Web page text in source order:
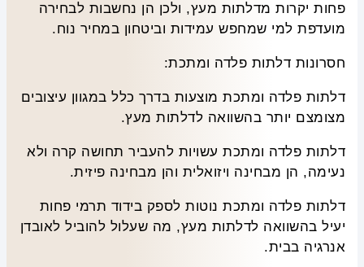
פחות יקרות מדלתות מעץ, ולכן הן נחשבות לבחירה
מועדפת למי שמחפש עמידות וביטחון במחיר נוח.
חסרונות דלתות פלדה ומתכת:
דלתות פלדה ומתכת מוצעות בדרך כלל במגוון עיצובים
מצומצם יותר בהשוואה לדלתות מעץ.
דלתות פלדה ומתכת עשויות להעביר תחושה קרה ולא
נעימה, הן מבחינה ויזואלית והן מבחינה פיזית.
דלתות פלדה ומתכת נוטות לספק בידוד תרמי פחות
יעיל בהשוואה לדלתות מעץ, מה שעלול להוביל לאובדן
אנרגיה בבית.